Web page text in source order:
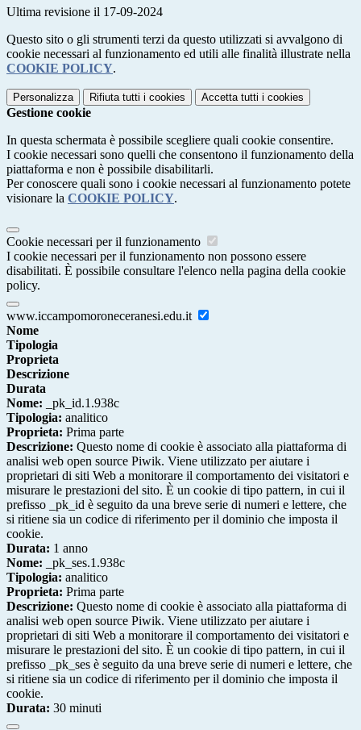
Ultima revisione il 17-09-2024
Questo sito o gli strumenti terzi da questo utilizzati si avvalgono di
cookie necessari al funzionamento ed utili alle finalità illustrate nella
COOKIE POLICY.
Personalizza Rifiuta tutti i cookies Accetta tutti i cookies
Gestione cookie
In questa schermata è possibile scegliere quali cookie consentire.
I cookie necessari sono quelli che consentono il funzionamento della
piattaforma e non è possibile disabilitarli.
Per conoscere quali sono i cookie necessari al funzionamento potete
visionare la COOKIE POLICY.
Cookie necessari per il funzionamento
I cookie necessari per il funzionamento non possono essere
disabilitati. È possibile consultare l'elenco nella pagina della cookie
policy.
www.iccampomoroneceranesi.edu.it
Nome
Tipologia
Proprieta
Descrizione
Durata
Nome: _pk_id.1.938c
Tipologia: analitico
Proprieta: Prima parte
Descrizione: Questo nome di cookie è associato alla piattaforma di
analisi web open source Piwik. Viene utilizzato per aiutare i
proprietari di siti Web a monitorare il comportamento dei visitatori e
misurare le prestazioni del sito. È un cookie di tipo pattern, in cui il
prefisso _pk_id è seguito da una breve serie di numeri e lettere, che
si ritiene sia un codice di riferimento per il dominio che imposta il
cookie.
Durata: 1 anno
Nome: _pk_ses.1.938c
Tipologia: analitico
Proprieta: Prima parte
Descrizione: Questo nome di cookie è associato alla piattaforma di
analisi web open source Piwik. Viene utilizzato per aiutare i
proprietari di siti Web a monitorare il comportamento dei visitatori e
misurare le prestazioni del sito. È un cookie di tipo pattern, in cui il
prefisso _pk_ses è seguito da una breve serie di numeri e lettere, che
si ritiene sia un codice di riferimento per il dominio che imposta il
cookie.
Durata: 30 minuti